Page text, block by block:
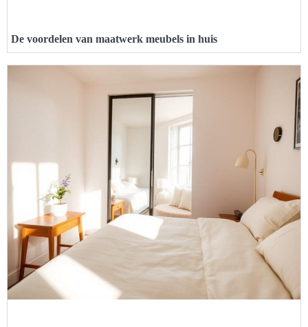
De voordelen van maatwerk meubels in huis